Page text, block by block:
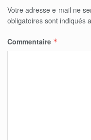
Votre adresse e-mail ne
obligatoires sont indiqués
Commentaire *